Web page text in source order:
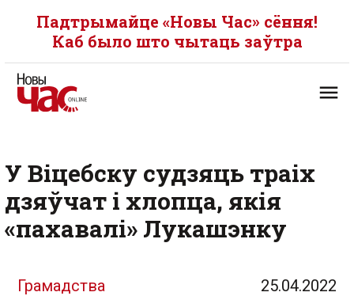
Падтрымайце «Новы Час» сёння!
Каб было што чытаць заўтра
У Віцебску судзяць траіх
дзяўчат і хлопца, якія
«пахавалі» Лукашэнку
Грамадства 25.04.2022